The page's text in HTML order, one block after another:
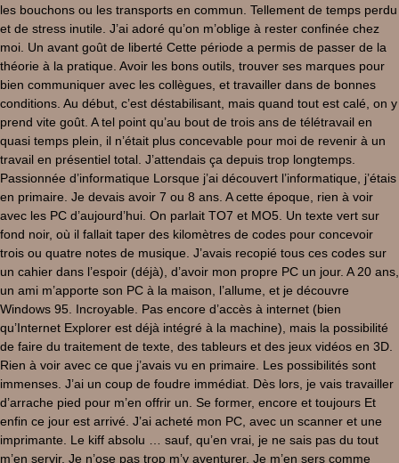
les bouchons ou les transports en commun. Tellement de temps perdu
et de stress inutile. J’ai adoré qu’on m’oblige à rester confinée chez
moi. Un avant goût de liberté Cette période a permis de passer de la
théorie à la pratique. Avoir les bons outils, trouver ses marques pour
bien communiquer avec les collègues, et travailler dans de bonnes
conditions. Au début, c’est déstabilisant, mais quand tout est calé, on y
prend vite goût. A tel point qu’au bout de trois ans de télétravail en
quasi temps plein, il n’était plus concevable pour moi de revenir à un
travail en présentiel total. J’attendais ça depuis trop longtemps.
Passionnée d’informatique Lorsque j’ai découvert l’informatique, j’étais
en primaire. Je devais avoir 7 ou 8 ans. A cette époque, rien à voir
avec les PC d’aujourd’hui. On parlait TO7 et MO5. Un texte vert sur
fond noir, où il fallait taper des kilomètres de codes pour concevoir
trois ou quatre notes de musique. J’avais recopié tous ces codes sur
un cahier dans l’espoir (déjà), d’avoir mon propre PC un jour. A 20 ans,
un ami m’apporte son PC à la maison, l’allume, et je découvre
Windows 95. Incroyable. Pas encore d’accès à internet (bien
qu’Internet Explorer est déjà intégré à la machine), mais la possibilité
de faire du traitement de texte, des tableurs et des jeux vidéos en 3D.
Rien à voir avec ce que j’avais vu en primaire. Les possibilités sont
immenses. J’ai un coup de foudre immédiat. Dès lors, je vais travailler
d’arrache pied pour m’en offrir un. Se former, encore et toujours Et
enfin ce jour est arrivé. J’ai acheté mon PC, avec un scanner et une
imprimante. Le kiff absolu … sauf, qu’en vrai, je ne sais pas du tout
m’en servir. Je n’ose pas trop m’y aventurer. Je m’en sers comme